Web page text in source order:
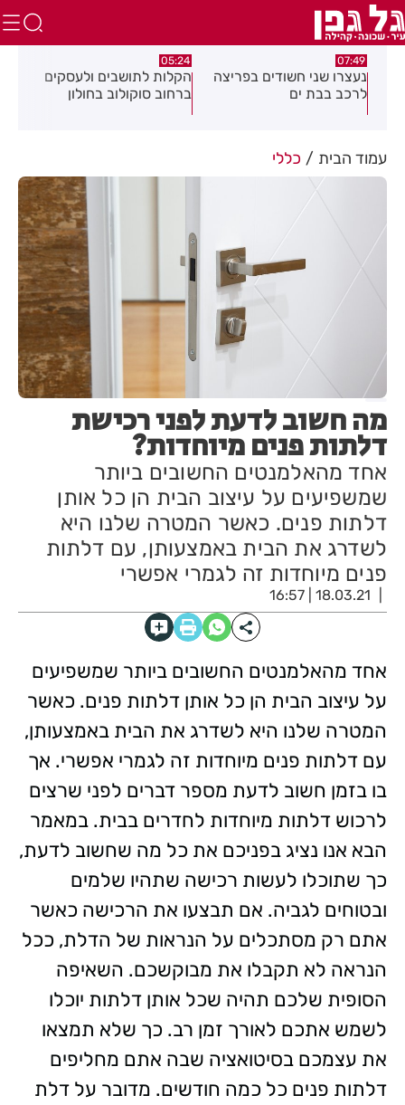
בפריצה
הקלות לתושבים ולעסקים
ברחוב סוקולוב בחולון
תושב חולון נעצר בתום
מרדף בעקבות אירוע
עמוד הבית כללי
מה חשוב לדעת לפני רכישת
דלתות פנים מיוחדות?
אחד מהאלמנטים החשובים ביותר
שמשפיעים על עיצוב הבית הן כל אותן
דלתות פנים. כאשר המטרה שלנו היא
לשדרג את הבית באמצעותן, עם דלתות
פנים מיוחדות זה לגמרי אפשרי
18.03.21 | 16:57
אחד מהאלמנטים החשובים ביותר שמשפיעים
על עיצוב הבית הן כל אותן דלתות פנים. כאשר
המטרה שלנו היא לשדרג את הבית באמצעותן,
עם דלתות פנים מיוחדות זה לגמרי אפשרי. אך
בו בזמן חשוב לדעת מספר דברים לפני שרצים
לרכוש דלתות מיוחדות לחדרים בבית. במאמר
הבא אנו נציג בפניכם את כל מה שחשוב לדעת,
כך שתוכלו לעשות רכישה שתהיו שלמים
ובטוחים לגביה. אם תבצעו את הרכישה כאשר
אתם רק מסתכלים על הנראות של הדלת, ככל
הנראה לא תקבלו את מבוקשכם. השאיפה
הסופית שלכם תהיה שכל אותן דלתות יוכלו
לשמש אתכם לאורך זמן רב. כך שלא תמצאו
את עצמכם בסיטואציה שבה אתם מחליפים
דלתות פנים כל כמה חודשים. מדובר על דלת